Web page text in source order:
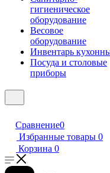
гигиеническое
оборудование
Весовое
оборудование
Инвентарь
Посуда и столовые
приборы
Сравнение0
Избранные товары 0
Корзина 0